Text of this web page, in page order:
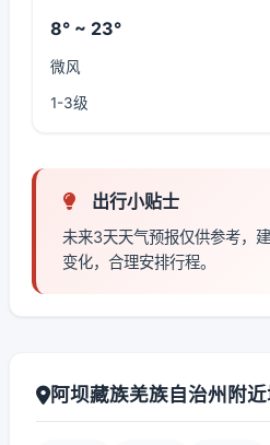
8° ~ 23°
微风
1-3级
出行小贴士
未来3天天气预报仅供参考，
变化，合理安排行程。
阿坝藏族羌族自治州附